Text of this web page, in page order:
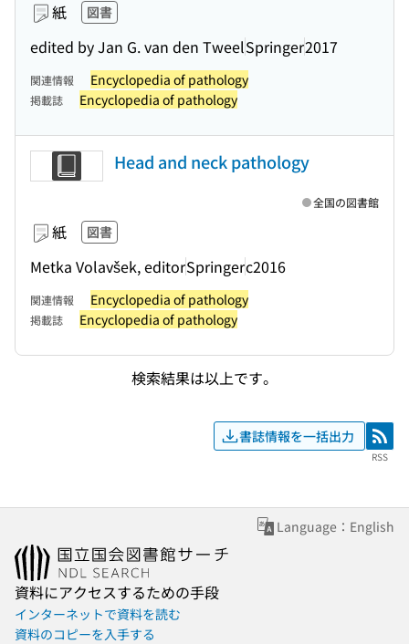
紙 図書
edited by Jan G. van den TweelSpringer2017
関連情報 Encyclopedia of pathology
掲載誌 Encyclopedia of pathology
Head and neck pathology
紙 図書
Metka Volavšek, editorSpringerc2016
全国の図書館
関連情報 Encyclopedia of pathology
掲載誌 Encyclopedia of pathology
検索結果は以上です。
書誌情報を一括出力 RSS
RSS
Language：English
資料にアクセスするための手段
インターネットで資料を読む
資料のコピーを入手する